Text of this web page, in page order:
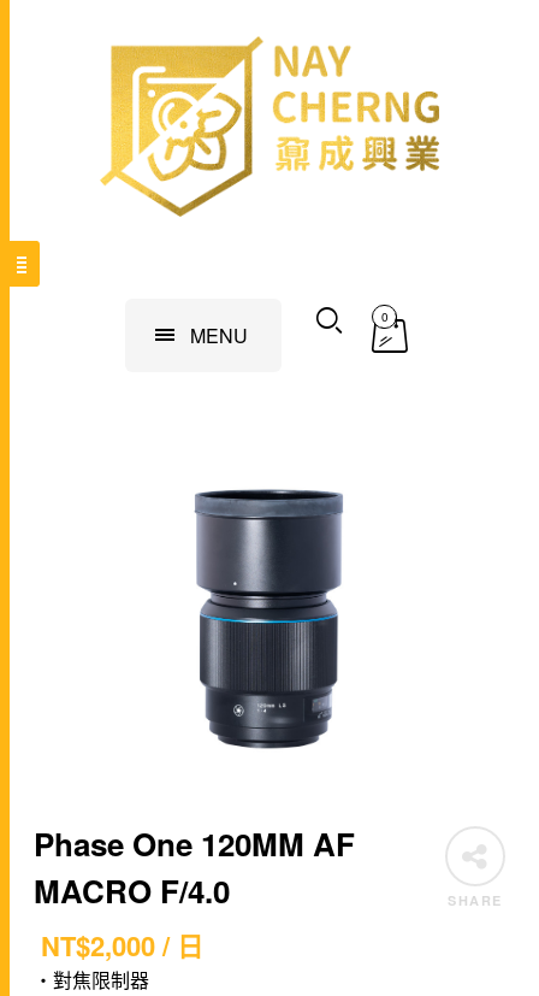
MENU
0
SHARE
Phase One 120MM AF
MACRO F/4.0
NT$2,000/ 日
・對焦限制器